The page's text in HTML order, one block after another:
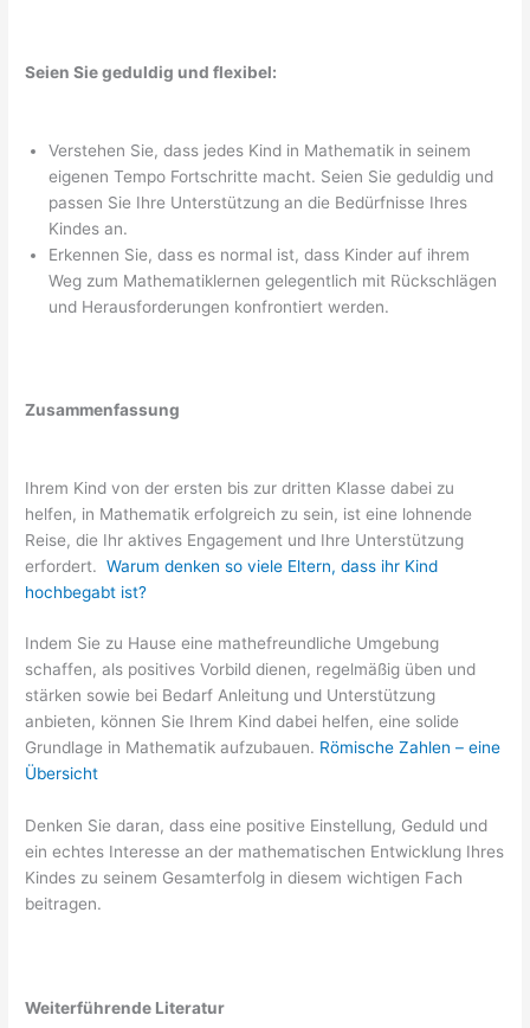
Seien Sie geduldig und flexibel:
Verstehen Sie, dass jedes Kind in Mathematik in seinem
eigenen Tempo Fortschritte macht. Seien Sie geduldig und
passen Sie Ihre Unterstützung an die Bedürfnisse Ihres
Kindes an.
Erkennen Sie, dass es normal ist, dass Kinder auf ihrem
Weg zum Mathematiklernen gelegentlich mit Rückschlägen
und Herausforderungen konfrontiert werden.
Zusammenfassung
Ihrem Kind von der ersten bis zur dritten Klasse dabei zu
helfen, in Mathematik erfolgreich zu sein, ist eine lohnende
Reise, die Ihr aktives Engagement und Ihre Unterstützung
erfordert.Warum denken so viele Eltern, dass ihr Kind
hochbegabt ist?
Indem Sie zu Hause eine mathefreundliche Umgebung
schaffen, als positives Vorbild dienen, regelmäßig üben und
stärken sowie bei Bedarf Anleitung und Unterstützung
anbieten, können Sie Ihrem Kind dabei helfen, eine solide
Grundlage in Mathematik aufzubauen. Römische Zahlen – eine
Übersicht
Denken Sie daran, dass eine positive Einstellung, Geduld und
ein echtes Interesse an der mathematischen Entwicklung Ihres
Kindes zu seinem Gesamterfolg in diesem wichtigen Fach
beitragen.
Weiterführende Literatur